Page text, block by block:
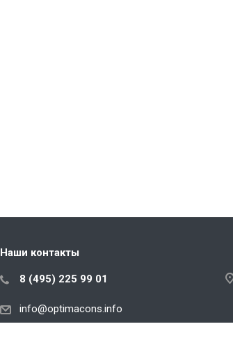
Наши контакты
8 (495) 225 99 01
info@optimacons.info